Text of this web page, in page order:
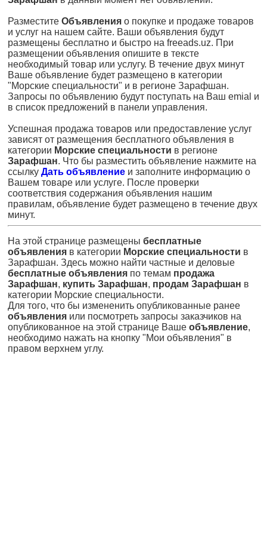
Разместите Объявления о покупке и продаже товаров
и услуг на нашем сайте. Ваши объявления будут
размещены бесплатно и быстро на freeads.uz. При
размещении объявления опишите в тексте
необходимый товар или услугу. В течение двух минут
Ваше объявление будет размещено в категории
"Морские специальности" и в регионе Зарафшан.
Запросы по объявлению будут поступать на Ваш emial и
в список предложений в панели управления.
Успешная продажа товаров или предоставление услуг
зависят от размещения бесплатного объявления в
категории Морские специальности в регионе
Зарафшан. Что бы разместить объявление нажмите на
ссылку Дать объявление и заполните информацию о
Вашем товаре или услуге. После проверки
соответствия содержания объявления нашим
правилам, объявление будет размещено в течение двух
минут.
На этой странице размещены бесплатные
объявления в категории Морские специальности в
Зарафшан. Здесь можно найти частные и деловые
бесплатные объявления по темам продажа
Зарафшан, купить Зарафшан, продам Зарафшан в
категории Морские специальности.
Для того, что бы измененить опубликованные ранее
объявления или посмотреть запросы заказчиков на
опубликованное на этой странице Ваше объявление,
необходимо нажать на кнопку "Мои объявления" в
правом верхнем углу.